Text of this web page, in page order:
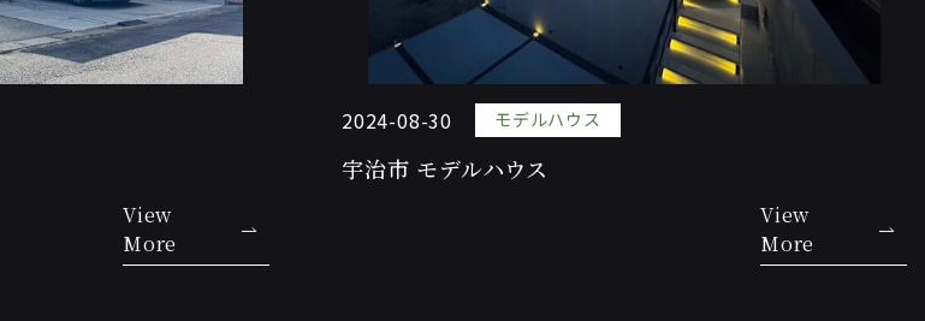
View
More
2024-08-30 モデルハウス
宇治市 モデルハウス
View
More